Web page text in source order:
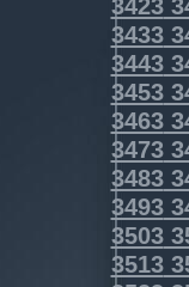
3433
3443
3453
3463
3473
3483
3493
3503
3513